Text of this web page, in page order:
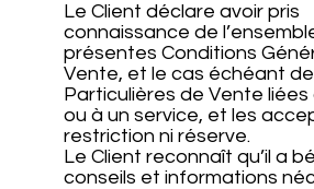
Le Client déclare avoir pris
connaissance de
présentes Conditions
Vente, et le cas échéant
Particulières de Vente liées
ou à un service, et les
restriction ni réserve.
Le Client reconnaît qu’il a
conseils et informations